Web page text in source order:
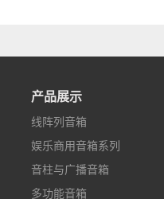
产品展示
线阵列音箱
娱乐商用音箱系列
音柱与广播音箱
多功能音箱